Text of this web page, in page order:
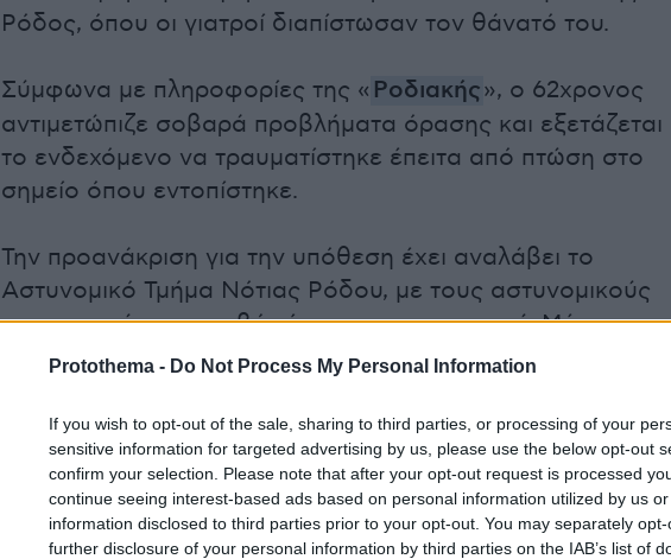
Protothema - Do Not Process My Personal Information
If you wish to opt-out of the sale, sharing to third parties, or processing of your
sensitive information for targeted advertising by us, please use the below opt-out
confirm your selection. Please note that after your opt-out request is processed
continue seeing interest-based ads based on personal information utilized by us
information disclosed to third parties prior to your opt-out. You may separately
further disclosure of your personal information by third parties on the IAB’s list of
Ρόδος, όπου οι γιατροί διαπίστωσαν τον θάνατό του.
Σύμφωνα με πληροφορίες της « Ροδιακής», ο 62χρονος
αντιμετώπιζε σοβαρά προβλήματα όρασης και εξετάζεται
το ενδεχόμενο να τραυματίστηκε έπειτα από πτώση στο
σημείο όπου εντοπίστηκε.
Την προανάκριση για την υπόθεση έχει αναλάβει το
Αστυνομικό Τμήμα Νότιας Ρόδου, με τους αστυνομικούς
να ερευνούν τα ακριβή αίτια του περιστατικού. Μέχρι
στιγμής, πάντως, από τα στοιχεία που έχουν